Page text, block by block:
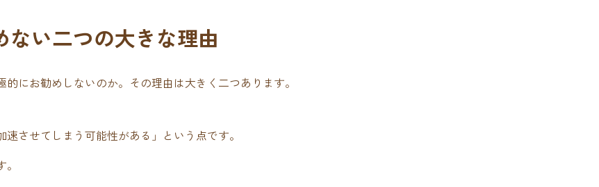
ない二つの大きな理由
にお勧めしないのか。その理由は大きく二つあります。
させてしまう可能性がある」という点です。